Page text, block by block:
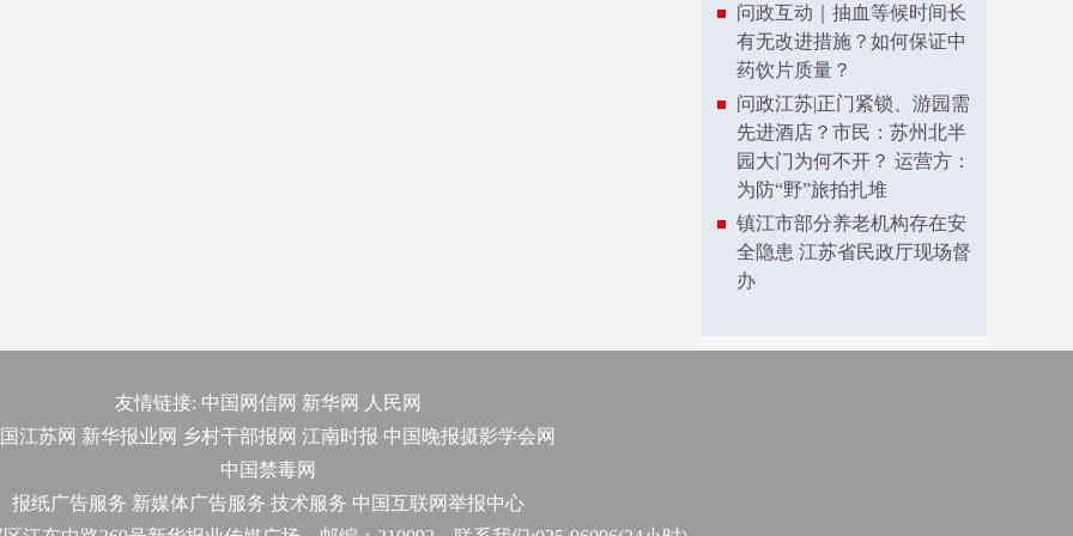
问政互动｜抽血等候时间长
有无改进措施？如何保证中
药饮片质量？
问政江苏|正门紧锁、游园需
先进酒店？市民：苏州北半
园大门为何不开？ 运营方：
为防“野”旅拍扎堆
镇江市部分养老机构存在安
全隐患 江苏省民政厅现场督
办
友情链接: 中国网信网 新华网
人民网
江苏网 新华报业网 乡村干部报网 江南时报 中国晚报摄影学会网
中国禁毒网
报纸广告服务 新媒体广告服务 技术服务 中国互联网举报中心